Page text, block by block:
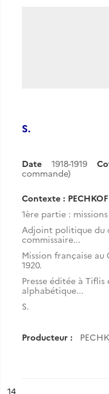
S.
Date 1918-1919
commande)
Contexte :
1ère partie :
Adjoint politique du
commissaire...
Mission française au
1920.
Presse éditée à
alphabétique...
S.
Producteur :
n°
14